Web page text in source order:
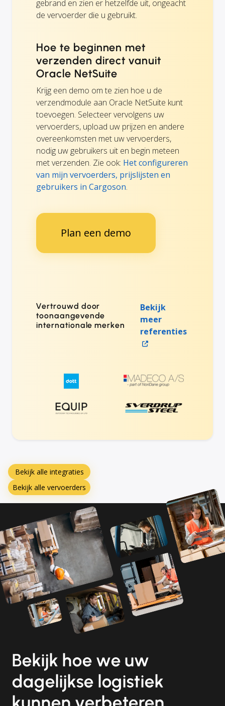
gebrand en zien er hetzelfde uit, ongeacht
de vervoerder die u gebruikt.
Hoe te beginnen met
verzenden direct vanuit
Oracle NetSuite
Krijg een demo om te zien hoe u de
verzendmodule aan Oracle NetSuite kunt
toevoegen. Selecteer vervolgens uw
vervoerders, upload uw prijzen en andere
overeenkomsten met uw vervoerders,
nodig uw gebruikers uit en begin meteen
met verzenden. Zie ook: Het configureren
van mijn vervoerders, prijslijsten en
gebruikers in Cargoson.
Plan een demo
Vertrouwd door
toonaangevende
internationale merken
Bekijk
meer
referenties
Bekijk alle integraties
Bekijk alle vervoerders
Bekijk hoe we uw
dagelijkse logistiek